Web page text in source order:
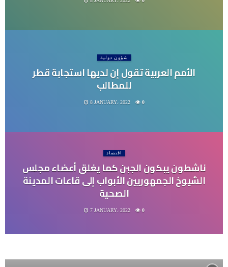
شؤون دولية
الأمم العربية تقول إن لديها استجابة قطر
للمطالب
8 JANUARY، 2022 0
اقتصاد
ناشطون يبكون الجبن كما يغلق أعضاء مجلس
الشيوخ الجمهوريين الأبواب إلى قاعات المدينة
الصحية
7 JANUARY، 2022 0